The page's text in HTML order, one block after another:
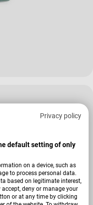
Privacy policy
default setting of only
on a device, such as
to process personal data.
based on legitimate interest,
deny or manage your
or at any time by clicking